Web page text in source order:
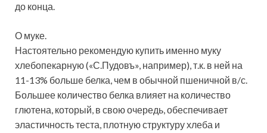
до конца.
О муке.
Настоятельно рекомендую купить именно муку
хлебопекарную («С.Пудовъ», например), т.к. в ней на
11-13% больше белка, чем в обычной пшеничной в/с.
Большее количество белка влияет на количество
глютена, который, в свою очередь, обеспечивает
эластичность теста, плотную структуру хлеба и